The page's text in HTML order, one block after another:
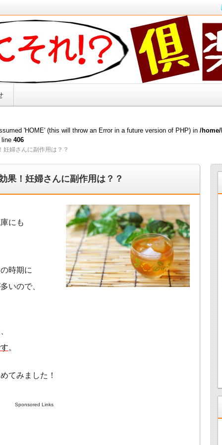
リ解決！！
'HOME' (this will throw an Error in a future version of PHP) in /
line 406
妊婦さんに副作用は？？
果！妊婦さんに副作用は？？
にも
時期に
いので、
。
てみました！
Sponsored Links